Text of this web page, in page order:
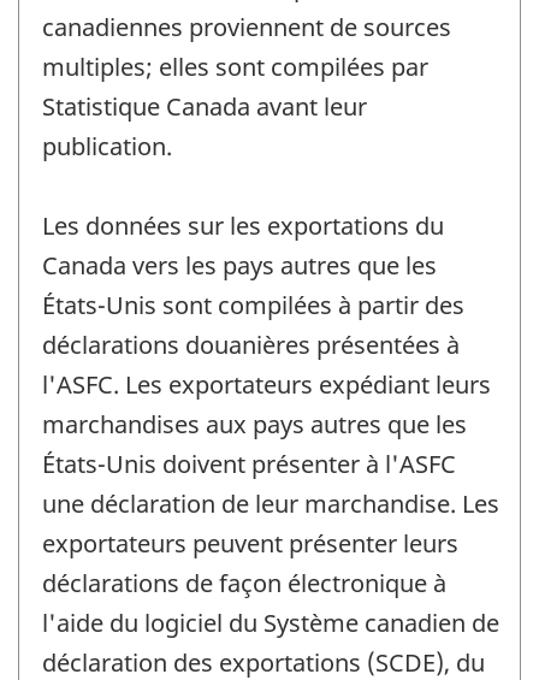
canadiennes proviennent de sources
multiples; elles sont compilées par
Statistique Canada avant leur
publication.
Les données sur les exportations du
Canada vers les pays autres que les
États-Unis sont compilées à partir des
déclarations douanières présentées à
l'ASFC. Les exportateurs expédiant leurs
marchandises aux pays autres que les
États-Unis doivent présenter à l'ASFC
une déclaration de leur marchandise. Les
exportateurs peuvent présenter leurs
déclarations de façon électronique à
l'aide du logiciel du Système canadien de
déclaration des exportations (SCDE), du